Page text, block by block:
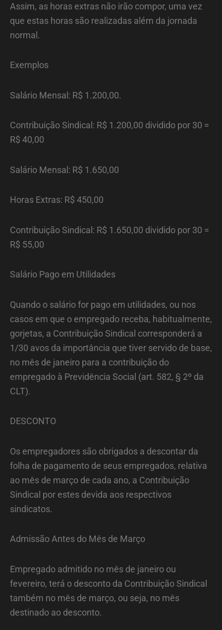
Assim, as horas extras não irão compor, uma vez
que estas horas são realizadas além da jornada
normal.
Exemplos
Salário Mensal: R$ 1.200,00.
Contribuição Sindical: R$ 1.200,00 dividido por 30 =
R$ 40,00
Salário Mensal: R$ 1.650,00
Horas Extras: R$ 450,00
Contribuição Sindical: R$ 1.650,00 dividido por 30 =
R$ 55,00
Salário Pago em Utilidades
Quando o salário for pago em utilidades, ou nos
casos em que o empregado receba, habitualmente,
gorjetas, a Contribuição Sindical corresponderá a
1/30 avos da importância que tiver servido de base,
no mês de janeiro para a contribuição do
empregado à Previdência Social (art. 582, § 2º da
CLT).
DESCONTO
Os empregadores são obrigados a descontar da
folha de pagamento de seus empregados, relativa
ao mês de março de cada ano, a Contribuição
Sindical por estes devida aos respectivos
sindicatos.
Admissão Antes do Mês de Março
Empregado admitido no mês de janeiro ou
fevereiro, terá o desconto da Contribuição Sindical
também no mês de março, ou seja, no mês
destinado ao desconto.